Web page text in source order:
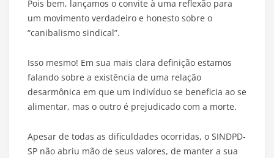
Pois bem, lançamos o convite à uma reflexão para
um movimento verdadeiro e honesto sobre o
“canibalismo sindical”.
Isso mesmo! Em sua mais clara definição estamos
falando sobre a existência de uma relação
desarmônica em que um indivíduo se beneficia ao se
alimentar, mas o outro é prejudicado com a morte.
Apesar de todas as dificuldades ocorridas, o SINDPD-
SP não abriu mão de seus valores, de manter a sua